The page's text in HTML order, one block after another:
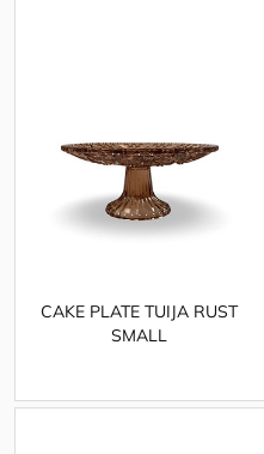
CAKE PLATE TUIJA RUST
SMALL